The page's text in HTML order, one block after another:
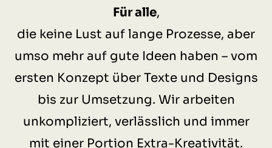
Für alle,
die keine Lust auf lange Prozesse, aber
umso mehr auf gute Ideen haben – vom
ersten Konzept über Texte und Designs
bis zur Umsetzung. Wir arbeiten
unkompliziert, verlässlich und immer
mit einer Portion Extra-Kreativität.